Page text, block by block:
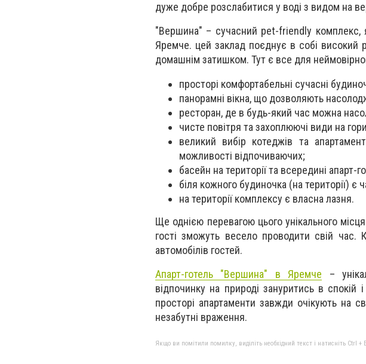
дуже добре розслабитися у воді з видом на
"Вершина" – сучасний pet-friendly комплекс,
Яремче. цей заклад поєднує в собі високий
домашнім затишком. Тут є все для
просторі комфортабельні сучасні
панорамні вікна, що дозволяють
ресторан, де в будь-який час можна
чисте повітря та захоплюючі види на
великий вибір котеджів та
можливості відпочиваючих;
басейн на території та всередині апарт-
біля кожного будиночка (на території) є
на території комплексу є власна лазня.
Ще однією перевагою цього унікального
гості зможуть весело проводити свій час.
автомобілів гостей.
Апарт-готель "Вершина" в Яремче –
відпочинку на природі зануритись в спокій
просторі апартаменти завжди очікують на
незабутні враження.
Якщо ви помітили помилку, виділіть необхідний текст і натисніть Ctrl